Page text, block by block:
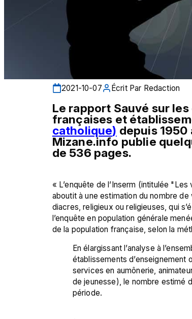
2021-10-07 Écrit Par Redaction
Le rapport Sauvé sur
françaises et
catholique) depuis 1950
Mizane.info publie
de 536 pages.
« L’enquête de l’Inserm (intitulée
aboutit à une estimation du nombre
diacres, religieux ou religieuses, qui
l’enquête en population générale
En élargissant l’analyse à
établissements d’enseignement
services en aumônerie,
de jeunesse), le nombre estimé
période.